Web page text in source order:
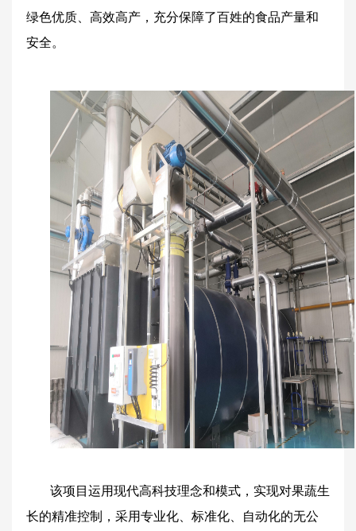
绿色优质、高效高产，充分保障了百姓的食品产量和
安全。
该项目运用现代高科技理念和模式，实现对果蔬生
长的精准控制，采用专业化、标准化、自动化的无公